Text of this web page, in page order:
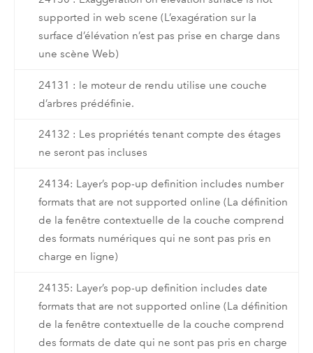
supported in web scene (L’exagération sur la
surface d’élévation n’est pas prise en charge dans
une scène Web)
24131 : le moteur de rendu utilise une couche
d’arbres prédéfinie.
24132 : Les propriétés tenant compte des étages
ne seront pas incluses
24134: Layer’s pop-up definition includes number
formats that are not supported online (La définition
de la fenêtre contextuelle de la couche comprend
des formats numériques qui ne sont pas pris en
charge en ligne)
24135: Layer’s pop-up definition includes date
formats that are not supported online (La définition
de la fenêtre contextuelle de la couche comprend
des formats de date qui ne sont pas pris en charge